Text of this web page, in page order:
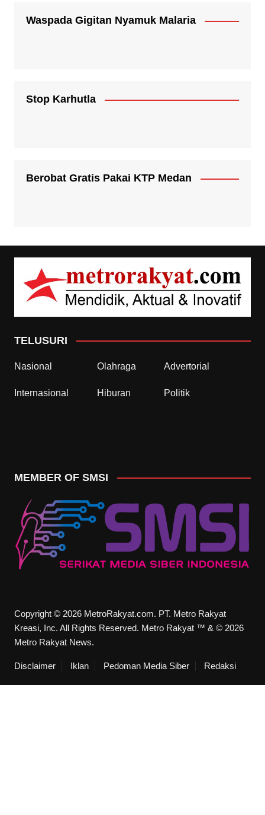
Waspada Gigitan Nyamuk Malaria
Stop Karhutla
Berobat Gratis Pakai KTP Medan
TELUSURI
Nasional Olahraga Advertorial
Internasional Hiburan Politik
MEMBER OF SMSI
Copyright © 2026 MetroRakyat.com. PT. Metro Rakyat
Kreasi, Inc. All Rights Reserved. Metro Rakyat ™ & © 2026
Metro Rakyat News.
Disclaimer Iklan Pedoman Media Siber Redaksi